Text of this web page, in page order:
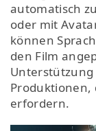
automatisch
oder mit
können
den Film
Produktionen,
erfordern.